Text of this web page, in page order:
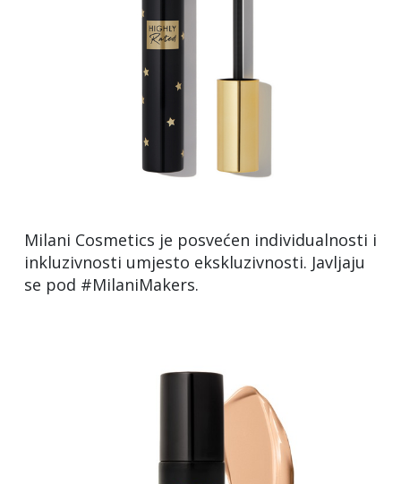
Milani Cosmetics je posvećen individualnosti i
inkluzivnosti umjesto ekskluzivnosti. Javljaju
se pod #MilaniMakers.